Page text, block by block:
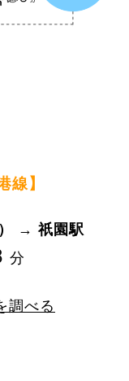
線】
→ 祇園駅
分
調べる